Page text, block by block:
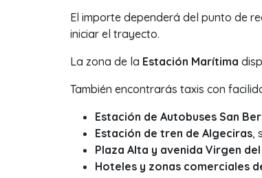
El importe dependerá del punto de
iniciar el trayecto.
La zona de la Estación Marítima
También encontrarás taxis con
Estación de Autobuses San
Estación de tren de Algeciras,
Plaza Alta y avenida Virgen del
Hoteles y zonas comerciales